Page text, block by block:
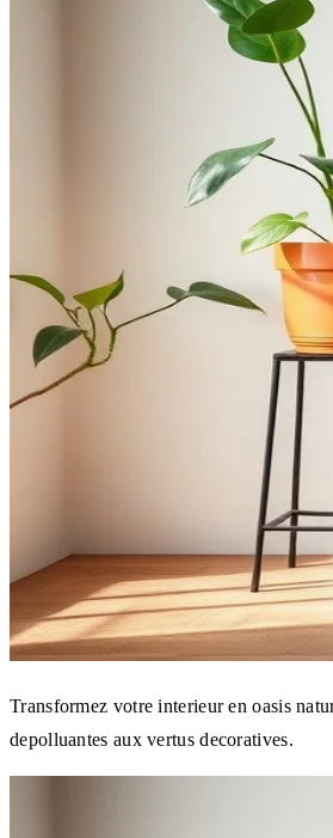
Transformez votre interieur en oasis
depolluantes aux vertus decoratives.